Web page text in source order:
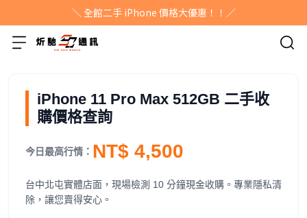
＼ 全館二手 iPhone 價格大優惠！！／
iPhone 11 Pro Max 512GB 二手收
購價格查詢
今日最高行情： NT$ 4,500
台中北屯實體店面，現場檢測 10 分鐘現金收購。專業隱私清
除，讓您賣得安心。